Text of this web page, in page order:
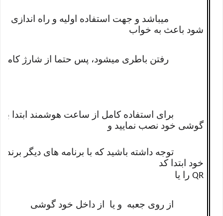
میباشد و جهت استفاده اولیه و راه اندازی
شود باعث به خواب
رفتن باطری میشود، پس حتما از شارژ کامل
برای استفاده کامل از ساعت هوشمند ابتدا
گوشی خود نصب نمایید و
توجه داشته باشید که با برنامه های دیگر برند
خود ابتدا کد
QR را یا
از روی جعبه و یا از داخل خود گوشی